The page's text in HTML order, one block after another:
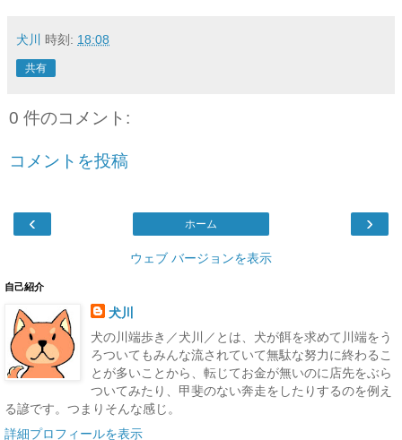
犬川 時刻: 18:08
共有
0 件のコメント:
コメントを投稿
‹ ›
ホーム
ウェブ バージョンを表示
自己紹介
犬川
犬の川端歩き／犬川／とは、犬が餌を求めて川端をう
ろついてもみんな流されていて無駄な努力に終わるこ
とが多いことから、転じてお金が無いのに店先をぶら
ついてみたり、甲斐のない奔走をしたりするのを例え
る諺です。つまりそんな感じ。
詳細プロフィールを表示